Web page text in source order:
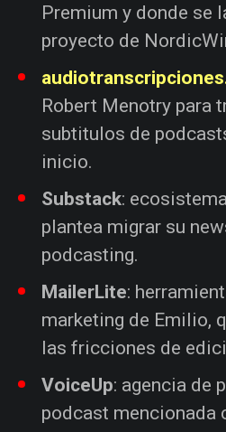
Premium y donde se
proyecto de
Robert Menotry para
subtitulos de
inicio.
Substack:
plantea migrar su
podcasting.
MailerLite:
marketing de Emilio,
las fricciones de
VoiceUp: agencia de
podcast mencionada